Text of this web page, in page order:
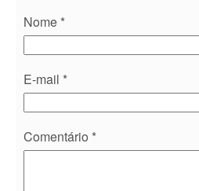
Nome *
E-mail *
Comentário *